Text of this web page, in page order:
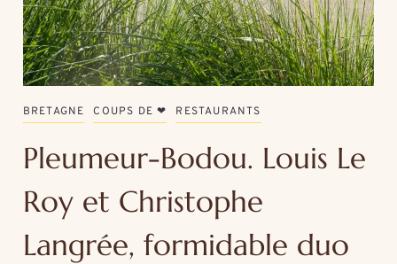
BRETAGNE COUPS DE ❤ RESTAURANTS
Pleumeur-Bodou. Louis Le
Roy et Christophe
Langrée, formidable duo